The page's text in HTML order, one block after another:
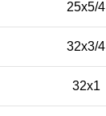
25х5/4
32х3/4
32х1